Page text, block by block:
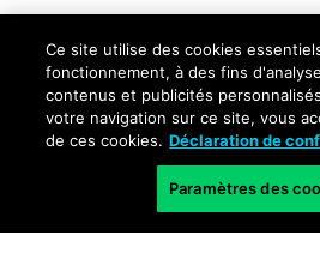
Politique de confidentialité
Trust Center
Conditions générales d'utilisation
Ce site utilise des cookies
fonctionnement, à des fins
contenus et publicités
votre navigation sur ce site, vous
de ces cookies. Déclaration de
Paramètres des